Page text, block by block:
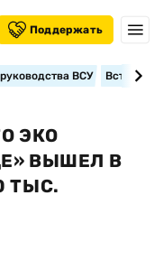
Поддержать
ВСУ
ЭКО
ВЫШЕЛ В
ТЫС.